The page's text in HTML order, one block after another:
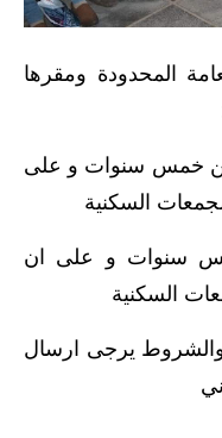
الامنية
الاقتصادية
الرياضية
الامتحانات
الابتدائية
المتوسطة
المحدودة ومقرها
خمس سنوات و على
السكنية
سنوات و على ان
السكنية
يرجى ارسال